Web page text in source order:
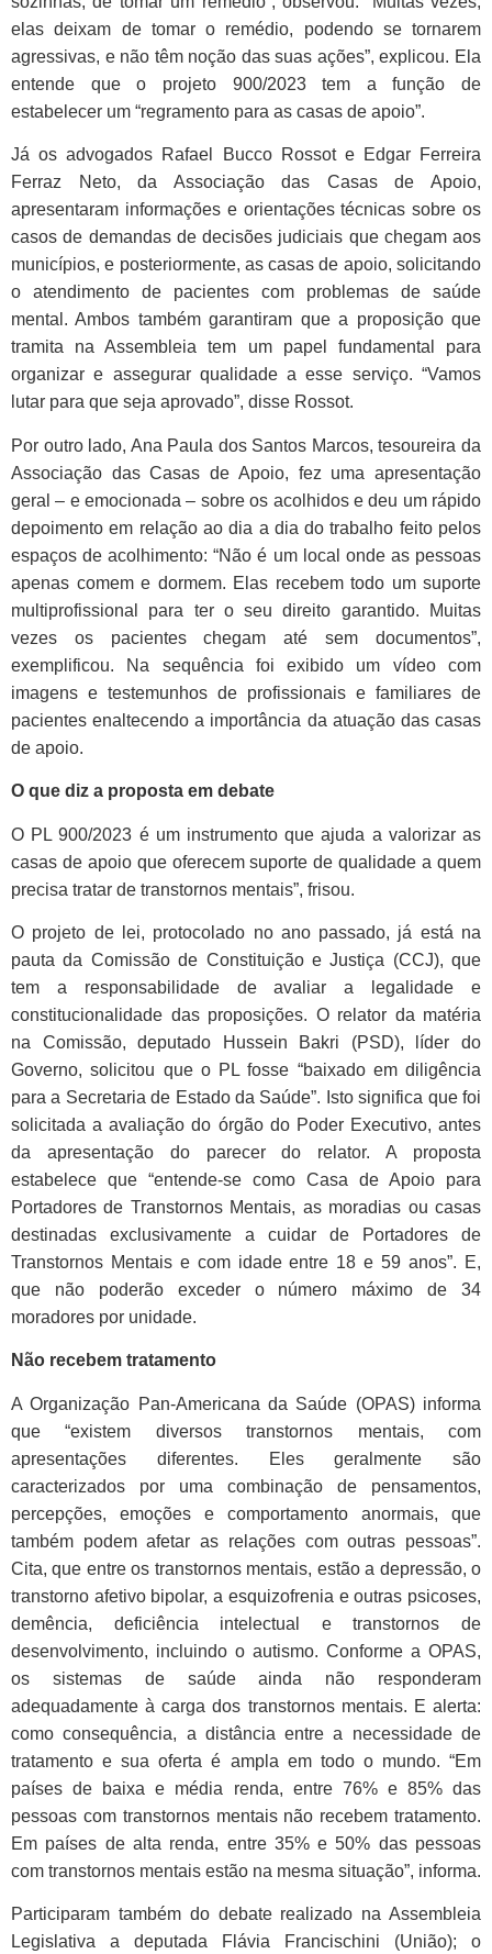
elas deixam de tomar o remédio, podendo se tornarem
agressivas, e não têm noção das suas ações”, explicou. Ela
entende que o projeto 900/2023 tem a função de
estabelecer um “regramento para as casas de apoio”.
Já os advogados Rafael Bucco Rossot e Edgar Ferreira
Ferraz Neto, da Associação das Casas de Apoio,
apresentaram informações e orientações técnicas sobre os
casos de demandas de decisões judiciais que chegam aos
municípios, e posteriormente, as casas de apoio, solicitando
o atendimento de pacientes com problemas de saúde
mental. Ambos também garantiram que a proposição que
tramita na Assembleia tem um papel fundamental para
organizar e assegurar qualidade a esse serviço. “Vamos
lutar para que seja aprovado”, disse Rossot.
Por outro lado, Ana Paula dos Santos Marcos, tesoureira da
Associação das Casas de Apoio, fez uma apresentação
geral – e emocionada – sobre os acolhidos e deu um rápido
depoimento em relação ao dia a dia do trabalho feito pelos
espaços de acolhimento: “Não é um local onde as pessoas
apenas comem e dormem. Elas recebem todo um suporte
multiprofissional para ter o seu direito garantido. Muitas
vezes os pacientes chegam até sem documentos”,
exemplificou. Na sequência foi exibido um vídeo com
imagens e testemunhos de profissionais e familiares de
pacientes enaltecendo a importância da atuação das casas
de apoio.
O que diz a proposta em debate
O PL 900/2023 é um instrumento que ajuda a valorizar as
casas de apoio que oferecem suporte de qualidade a quem
precisa tratar de transtornos mentais”, frisou.
O projeto de lei, protocolado no ano passado, já está na
pauta da Comissão de Constituição e Justiça (CCJ), que
tem a responsabilidade de avaliar a legalidade e
constitucionalidade das proposições. O relator da matéria
na Comissão, deputado Hussein Bakri (PSD), líder do
Governo, solicitou que o PL fosse “baixado em diligência
para a Secretaria de Estado da Saúde”. Isto significa que foi
solicitada a avaliação do órgão do Poder Executivo, antes
da apresentação do parecer do relator. A proposta
estabelece que “entende-se como Casa de Apoio para
Portadores de Transtornos Mentais, as moradias ou casas
destinadas exclusivamente a cuidar de Portadores de
Transtornos Mentais e com idade entre 18 e 59 anos”. E,
que não poderão exceder o número máximo de 34
moradores por unidade.
Não recebem tratamento
A Organização Pan-Americana da Saúde (OPAS) informa
que “existem diversos transtornos mentais, com
apresentações diferentes. Eles geralmente são
caracterizados por uma combinação de pensamentos,
percepções, emoções e comportamento anormais, que
também podem afetar as relações com outras pessoas”.
Cita, que entre os transtornos mentais, estão a depressão, o
transtorno afetivo bipolar, a esquizofrenia e outras psicoses,
demência, deficiência intelectual e transtornos de
desenvolvimento, incluindo o autismo. Conforme a OPAS,
os sistemas de saúde ainda não responderam
adequadamente à carga dos transtornos mentais. E alerta:
como consequência, a distância entre a necessidade de
tratamento e sua oferta é ampla em todo o mundo. “Em
países de baixa e média renda, entre 76% e 85% das
pessoas com transtornos mentais não recebem tratamento.
Em países de alta renda, entre 35% e 50% das pessoas
com transtornos mentais estão na mesma situação”, informa.
Participaram também do debate realizado na Assembleia
Legislativa a deputada Flávia Francischini (União); o